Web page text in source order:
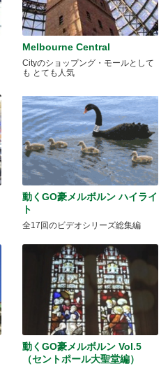
Melbourne Central
Cityのショップング・モールとして
も とても人気
動くGO豪メルボルン ハイライ
ト
全17回のビデオシリーズ総集編
動くGO豪メルボルン Vol.5
（セントポール大聖堂編）